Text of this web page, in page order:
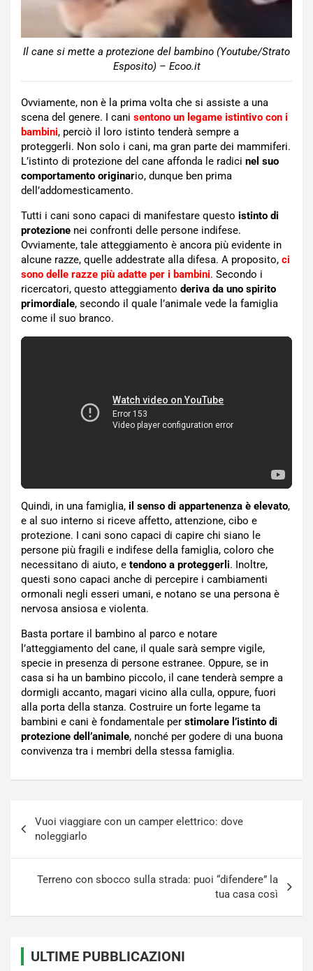
Il cane si mette a protezione del bambino (Youtube/Strato
Esposito) – Ecoo.it
Ovviamente, non è la prima volta che si assiste a una
scena del genere. I cani sentono un legame istintivo con i
bambini, perciò il loro istinto tenderà sempre a
proteggerli. Non solo i cani, ma gran parte dei mammiferi.
L’istinto di protezione del cane affonda le radici nel suo
comportamento originario, dunque ben prima
dell’addomesticamento.
Tutti i cani sono capaci di manifestare questo istinto di
protezione nei confronti delle persone indifese.
Ovviamente, tale atteggiamento è ancora più evidente in
alcune razze, quelle addestrate alla difesa. A proposito, ci
sono delle razze più adatte per i bambini. Secondo i
ricercatori, questo atteggiamento deriva da uno spirito
primordiale, secondo il quale l’animale vede la famiglia
come il suo branco.
Quindi, in una famiglia, il senso di appartenenza è elevato,
e al suo interno si riceve affetto, attenzione, cibo e
protezione. I cani sono capaci di capire chi siano le
persone più fragili e indifese della famiglia, coloro che
necessitano di aiuto, e tendono a proteggerli. Inoltre,
questi sono capaci anche di percepire i cambiamenti
ormonali negli esseri umani, e notano se una persona è
nervosa ansiosa e violenta.
Basta portare il bambino al parco e notare
l’atteggiamento del cane, il quale sarà sempre vigile,
specie in presenza di persone estranee. Oppure, se in
casa si ha un bambino piccolo, il cane tenderà sempre a
dormigli accanto, magari vicino alla culla, oppure, fuori
alla porta della stanza. Costruire un forte legame ta
bambini e cani è fondamentale per stimolare l’istinto di
protezione dell’animale, nonché per godere di una buona
convivenza tra i membri della stessa famiglia.
articoli
Vuoi viaggiare con un camper elettrico: dove
noleggiarlo
Terreno con sbocco sulla strada: puoi “difendere” la
tua casa così
ULTIME PUBBLICAZIONI